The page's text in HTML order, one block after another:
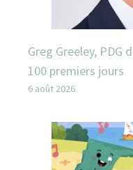
Greg Greeley, PDG
100 premiers jours
6 août 2026